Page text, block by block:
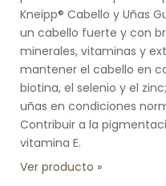
Kneipp® Cabello y Uñas
un cabello fuerte y con
minerales, vitaminas y
mantener el cabello en
biotina, el selenio y el
uñas en condiciones
Contribuir a la
vitamina E.
Ver producto